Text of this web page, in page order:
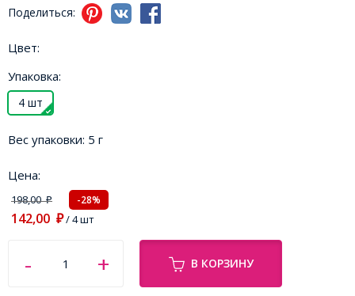
Поделиться:
Цвет:
Упаковка:
4 шт
Вес упаковки: 5 г
Цена:
198,00₽ -28%
142,00 ₽/ 4 шт
В КОРЗИНУ